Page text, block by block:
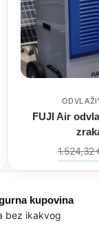
FUJI Air
1.524,32
kupovina
bez ikakvog